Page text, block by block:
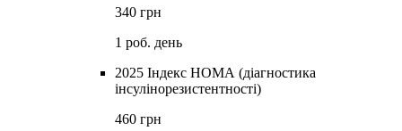
340 грн
1 роб. день
2025 Індекс НОМА (діагностика
інсулінорезистентності)
460 грн